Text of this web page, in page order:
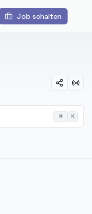
Job schalten
⌘ K